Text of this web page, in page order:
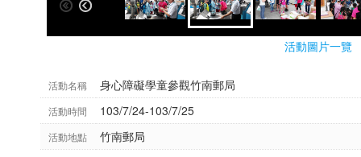
活動圖片一覽
活動名稱 身心障礙學童參觀竹南郵局
活動時間 103/7/24-103/7/25
活動地點 竹南郵局